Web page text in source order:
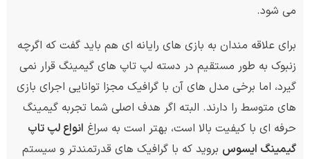
می شود.
برای علاقه مندان به بازی های رایانه ای هم باید گفت که اگرچه
زنبوک به طور مستقیم در دسته لپ تاپ های گیمینگ قرار نمی
گیرد، اما برخی مدل های آن با گرافیک مجزا توانایی اجرای بازی
های متوسط را دارند. البته اگر هدف اصلی شما تجربه گیمینگ
حرفه ای با کیفیت بالا است، بهتر است به سراغ انواع لپ تاپ
گیمینگ ایسوس بروید که با گرافیک های قدرتمندتر و سیستم